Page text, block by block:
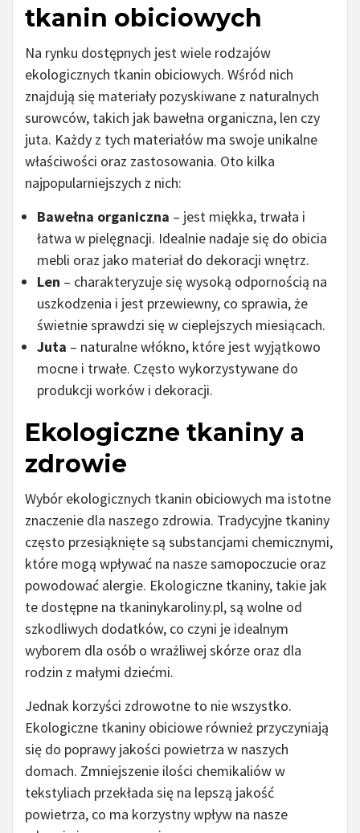
tkanin obiciowych
Na rynku dostępnych jest wiele rodzajów
ekologicznych tkanin obiciowych. Wśród nich
znajdują się materiały pozyskiwane z naturalnych
surowców, takich jak bawełna organiczna, len czy
juta. Każdy z tych materiałów ma swoje unikalne
właściwości oraz zastosowania. Oto kilka
najpopularniejszych z nich:
Bawełna organiczna – jest miękka, trwała i
łatwa w pielęgnacji. Idealnie nadaje się do obicia
mebli oraz jako materiał do dekoracji wnętrz.
Len – charakteryzuje się wysoką odpornością na
uszkodzenia i jest przewiewny, co sprawia, że
świetnie sprawdzi się w cieplejszych miesiącach.
Juta – naturalne włókno, które jest wyjątkowo
mocne i trwałe. Często wykorzystywane do
produkcji worków i dekoracji.
Ekologiczne tkaniny a
zdrowie
Wybór ekologicznych tkanin obiciowych ma istotne
znaczenie dla naszego zdrowia. Tradycyjne tkaniny
często przesiąknięte są substancjami chemicznymi,
które mogą wpływać na nasze samopoczucie oraz
powodować alergie. Ekologiczne tkaniny, takie jak
te dostępne na tkaninykaroliny.pl, są wolne od
szkodliwych dodatków, co czyni je idealnym
wyborem dla osób o wrażliwej skórze oraz dla
rodzin z małymi dziećmi.
Jednak korzyści zdrowotne to nie wszystko.
Ekologiczne tkaniny obiciowe również przyczyniają
się do poprawy jakości powietrza w naszych
domach. Zmniejszenie ilości chemikaliów w
tekstyliach przekłada się na lepszą jakość
powietrza, co ma korzystny wpływ na nasze